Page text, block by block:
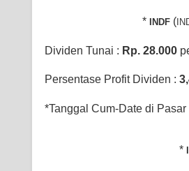
* INDF(
Dividen Tunai : Rp. 28.000
Persentase Profit Dividen :
*Tanggal Cum-Date di
*